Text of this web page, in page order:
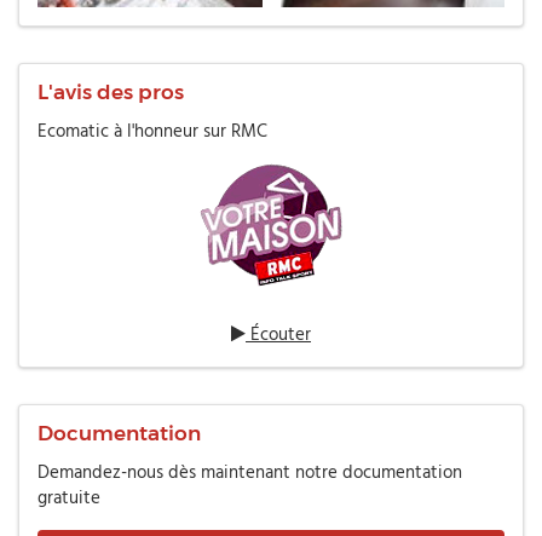
L'avis des pros
Ecomatic à l'honneur sur RMC
Écouter
Documentation
Demandez-nous dès maintenant notre documentation
gratuite